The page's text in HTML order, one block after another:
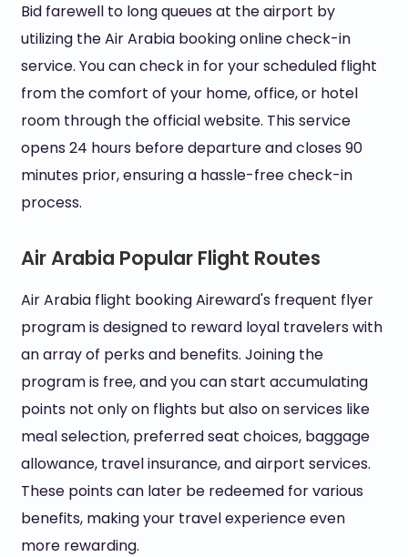
Bid farewell to long queues at the airport by
utilizing the Air Arabia booking online check-in
service. You can check in for your scheduled flight
from the comfort of your home, office, or hotel
room through the official website. This service
opens 24 hours before departure and closes 90
minutes prior, ensuring a hassle-free check-in
process.
Air Arabia Popular Flight Routes
Air Arabia flight booking Aireward's frequent flyer
program is designed to reward loyal travelers with
an array of perks and benefits. Joining the
program is free, and you can start accumulating
points not only on flights but also on services like
meal selection, preferred seat choices, baggage
allowance, travel insurance, and airport services.
These points can later be redeemed for various
benefits, making your travel experience even
more rewarding.